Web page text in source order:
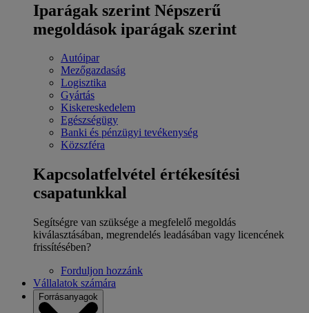
Iparágak szerint Népszerű
megoldások iparágak szerint
Autóipar
Mezőgazdaság
Logisztika
Gyártás
Kiskereskedelem
Egészségügy
Banki és pénzügyi tevékenység
Közszféra
Kapcsolatfelvétel értékesítési
csapatunkkal
Segítségre van szüksége a megfelelő megoldás
kiválasztásában, megrendelés leadásában vagy licencének
frissítésében?
Forduljon hozzánk
Vállalatok számára
Forrásanyagok